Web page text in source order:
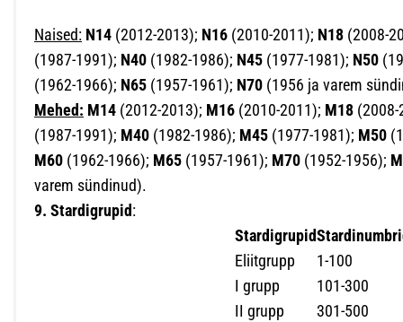
Naised: N14 (2012-2013); N16 (2010-2011); N18 (2008-
(1987-1991); N40 (1982-1986); N45 (1977-1981); N50
(1962-1966); N65 (1957-1961); N70 (1956 ja varem
Mehed: M14 (2012-2013); M16 (2010-2011); M18
(1987-1991); M40 (1982-1986); M45 (1977-1981); M50
M60 (1962-1966); M65 (1957-1961); M70 (1952-1956);
varem sündinud).
9. Stardigrupid:
Stardigrupid
Eliitgrupp
1-100
I grupp
101-300
II grupp
301-500